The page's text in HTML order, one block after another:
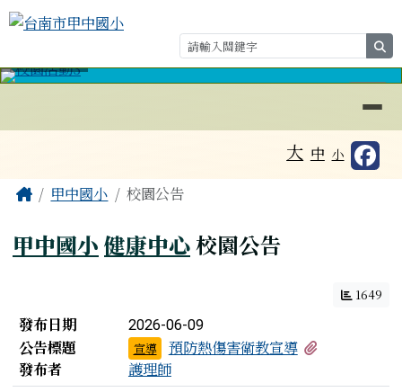
跳至主內容區
台南市甲中國小
⏸
大 中 小
主內容區域
Home甲中國小 校園公告
甲中國小 健康中心校園公告
1649
新聞列表
發布日期 2026-06-09
公告標題 宣導 預防熱傷害衛教宣導
發布者
護理師
頁尾區域